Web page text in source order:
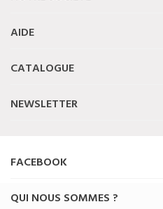
AIDE
CATALOGUE
NEWSLETTER
FACEBOOK
QUI NOUS SOMMES ?